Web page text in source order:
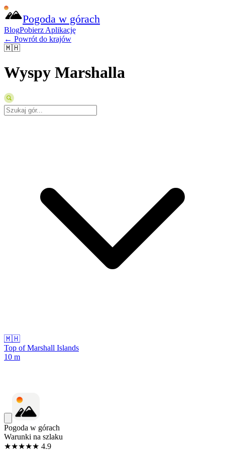
Pogoda w górach
BlogPobierz Aplikację
← Powrót do krajów
🇲🇭
Wyspy Marshalla
🇲🇭
Top of Marshall Islands
10 m
Pogoda w górach
Warunki na szlaku
★★★★★ 4.9